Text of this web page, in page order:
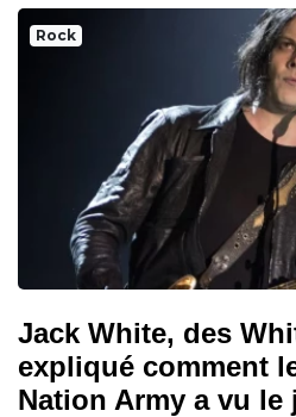
Rock
Jack White, des
expliqué comment
Nation Army a vu le